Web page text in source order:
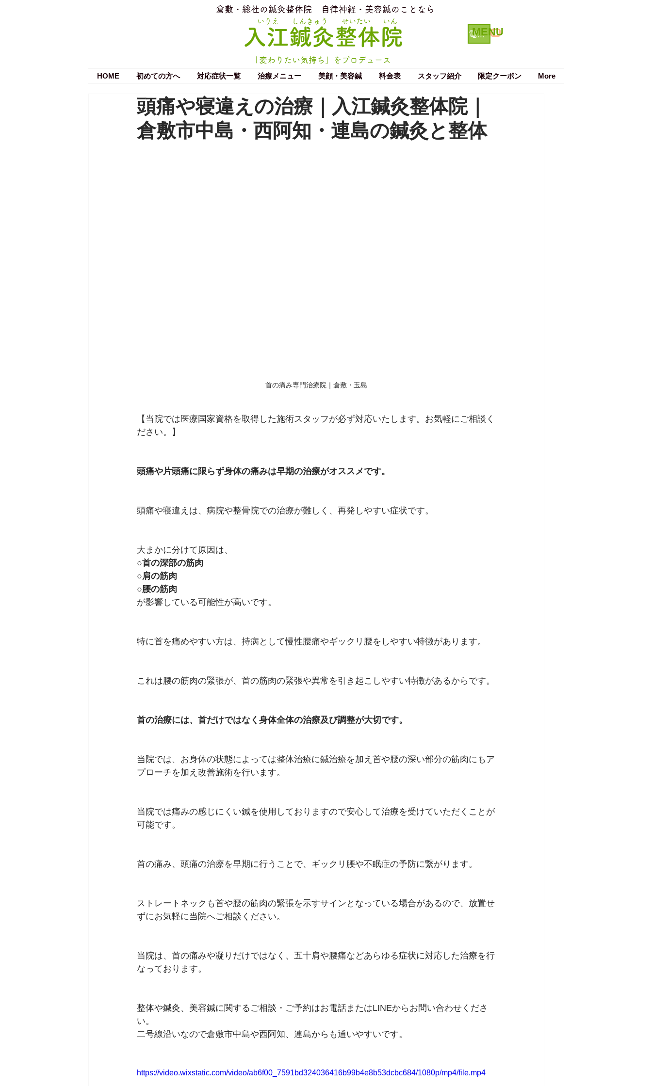
いりえ
​倉敷・総社の鍼灸整体院 ​自律神経・美容鍼のことなら
​入江鍼灸整体院
せいたい
しんきゅう いん
電話で予約する クーポン
MENU
「変わりたい気持ち」をプロデュース
HOME
初めての方へ 対応症状一覧 治療メニュー 美顔・美容鍼 料金表 スタッフ紹介 限定クーポン More
頭痛や寝違えの治療｜入江鍼灸整体院｜
倉敷市中島・西阿知・連島の鍼灸と整体
首の痛み専門治療院｜倉敷・玉島
【当院では医療国家資格を取得した施術スタッフが必ず対応いたします。お気軽にご相談く
ださい。】
頭痛や片頭痛に限らず身体の痛みは早期の治療がオススメです。
頭痛や寝違えは、病院や整骨院での治療が難しく、再発しやすい症状です。
大まかに分けて原因は、
○首の深部の筋肉
○肩の筋肉
○腰の筋肉
が影響している可能性が高いです。
特に首を痛めやすい方は、持病として慢性腰痛やギックリ腰をしやすい特徴があります。
これは腰の筋肉の緊張が、首の筋肉の緊張や異常を引き起こしやすい特徴があるからです。
首の治療には、首だけではなく身体全体の治療及び調整が大切です。
当院では、お身体の状態によっては整体治療に鍼治療を加え首や腰の深い部分の筋肉にもア
プローチを加え改善施術を行います。
当院では痛みの感じにくい鍼を使用しておりますので安心して治療を受けていただくことが
可能です。
首の痛み、頭痛の治療を早期に行うことで、ギックリ腰や不眠症の予防に繋がります。
ストレートネックも首や腰の筋肉の緊張を示すサインとなっている場合があるので、放置せ
ずにお気軽に当院へご相談ください。
当院は、首の痛みや凝りだけではなく、五十肩や腰痛などあらゆる症状に対応した治療を行
なっております。
整体や鍼灸、美容鍼に関するご相談・ご予約はお電話またはLINEからお問い合わせくださ
い。
二号線沿いなので倉敷市中島や西阿知、連島からも通いやすいです。
https://video.wixstatic.com/video/ab6f00_7591bd324036416b99b4e8b53dcbc684/1080p/mp4/file.mp4